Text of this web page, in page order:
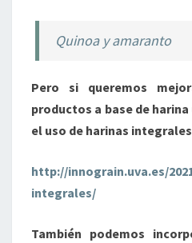
Quinoa y amaranto
Pero si queremos
productos a base de
el uso de harinas integrales
http://innograin.uva.es/
integrales/
También podemos